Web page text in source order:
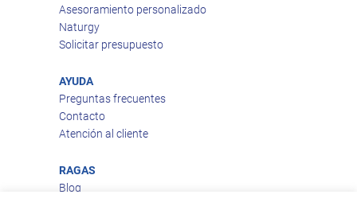
Asesoramiento personalizado
Naturgy
Solicitar presupuesto
AYUDA
Preguntas frecuentes
Contacto
Atención al cliente
RAGAS
Blog